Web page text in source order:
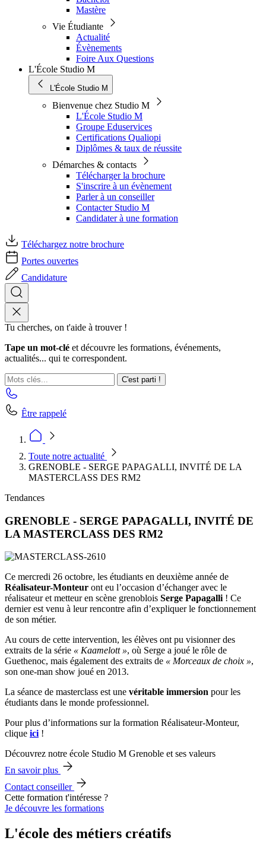
Mastère
Vie Étudiante
Actualité
Évènements
Foire Aux Questions
L'École Studio M
L'École Studio M
Bienvenue chez Studio M
L'École Studio M
Groupe Eduservices
Certifications Qualiopi
Diplômes & taux de réussite
Démarches & contacts
Télécharger la brochure
S'inscrire à un évènement
Parler à un conseiller
Contacter Studio M
Candidater à une formation
Téléchargez notre brochure
Portes ouvertes
Candidature
Tu cherches, on t'aide à trouver !
Tape un mot-clé et découvre les formations, événements,
actualités... qui te correspondent.
C'est parti !
Être rappelé
Toute notre actualité
GRENOBLE - SERGE PAPAGALLI, INVITÉ DE LA
MASTERCLASS DES RM2
Tendances
GRENOBLE - SERGE PAPAGALLI, INVITÉ DE
LA MASTERCLASS DES RM2
Ce mercredi 26 octobre, les étudiants en deuxième année de
Réalisateur-Monteur ont eu l’occasion d’échanger avec le
réalisateur et metteur en scène grenoblois Serge Papagalli ! Ce
dernier est venu à leur rencontre afin d’expliquer le fonctionnement
de son métier.
Au cours de cette intervention, les élèves ont pu visionner des
extraits de la série « Kaamelott », où Serge a joué le rôle de
Guethenoc, mais également des extraits de « Morceaux de choix »,
son one-man show joué en 2013.
La séance de masterclass est une véritable immersion pour les
étudiants dans le monde professionnel.
Pour plus d’informations sur la formation Réalisateur-Monteur,
clique ici!
Découvrez notre école Studio M Grenoble et ses valeurs
En savoir plus
Contact conseiller
Cette formation t'intéresse ?
Je découvre les formations
L'école des métiers créatifs